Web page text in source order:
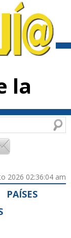
la
2026 02:36:04 am
PAÍSES